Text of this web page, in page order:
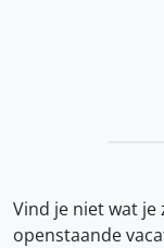
Vind je niet wat je
openstaande